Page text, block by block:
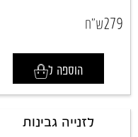
279ש"ח
הוספה ל
לזנייה גבינות